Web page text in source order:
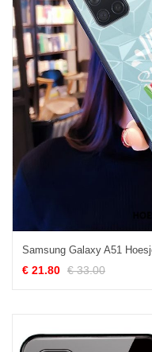
€ 21.80 € 33.00